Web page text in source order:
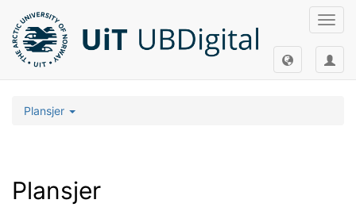
Plansjer
Plansjer